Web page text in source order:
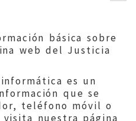
básica sobre
web del Justicia
es un
que se
teléfono móvil o
nuestra página